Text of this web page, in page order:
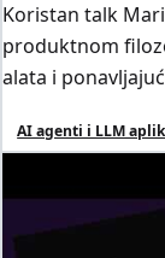
Koristan talk
produktnom
alata i
AI agenti i LLM